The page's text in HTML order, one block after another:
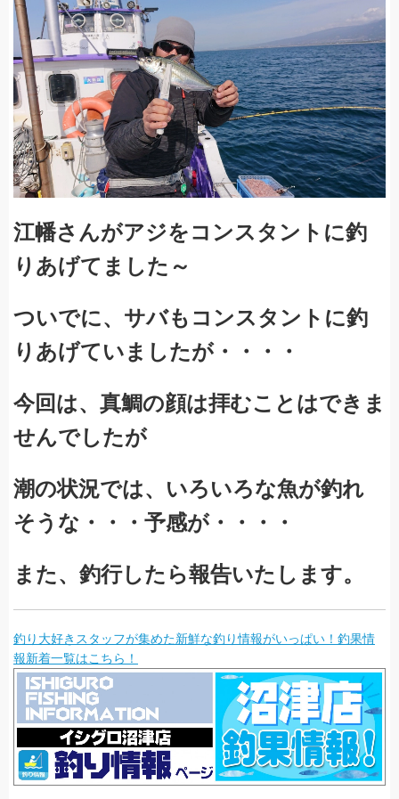
江幡さんがアジをコンスタントに釣
りあげてました～
ついでに、サバもコンスタントに釣
りあげていましたが・・・・
今回は、真鯛の顔は拝むことはできま
せんでしたが
潮の状況では、いろいろな魚が釣れ
そうな・・・予感が・・・・
また、釣行したら報告いたします。
釣り大好きスタッフが集めた新鮮な釣り情報がいっぱい！釣果情
報新着一覧はこちら！